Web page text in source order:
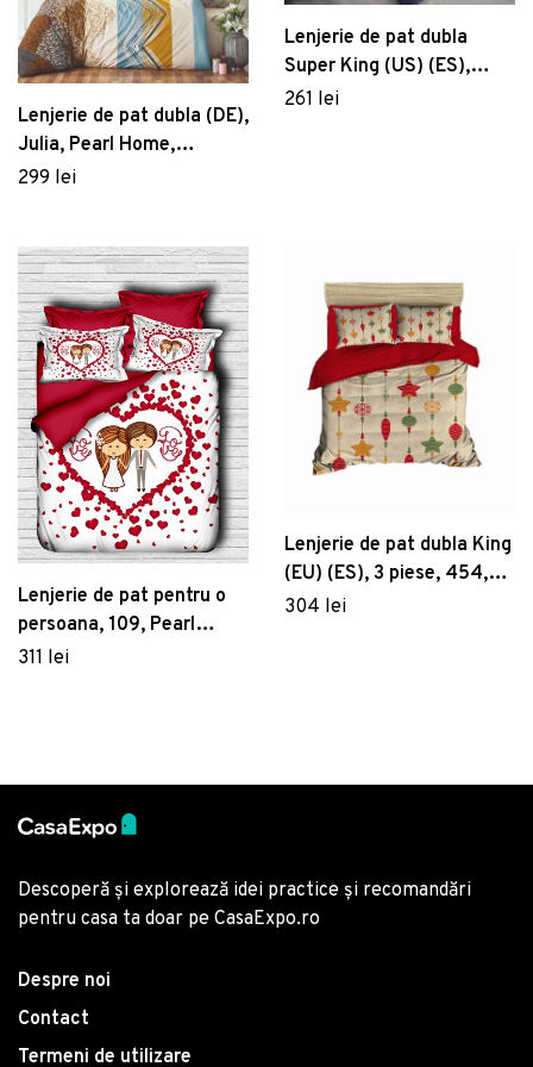
Lenjerie de pat dubla (DE),
Julia, Pearl Home,
Bumbac Ranforce
299 lei
Lenjerie de pat dubla
Super King (US) (ES),
Baume - Dark Blue,
261 lei
Lenjerie de pat pentru o
persoana, 109, Pearl
Home, Poliester Satinat
311 lei
Lenjerie de pat dubla King
(EU) (ES), 3 piese, 454,
Pearl Home, Poliester
304 lei
Descoperă și explorează idei practice și recomandări
pentru casa ta doar pe CasaExpo.ro
Despre noi
Contact
Termeni de utilizare